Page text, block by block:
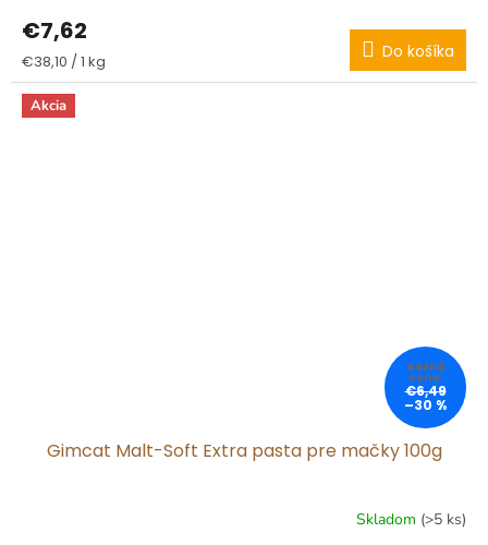
€7,62
Jednotková
cena:
€38,10 / 1 kg Do košíka
Akcia
€6,49
–30 %
Gimcat Malt-Soft Extra pasta pre mačky 100g
Skladom (>5 ks)